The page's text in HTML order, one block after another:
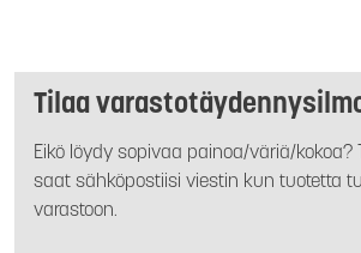
Tilaa
Eikö löydy sopivaa painoa/väriä/kokoa?
saat sähköpostiisi viestin kun tuotetta
varastoon.